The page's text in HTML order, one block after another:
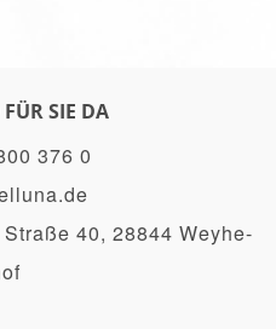
SIE DA
376 0
Straße 40, 28844 Weyhe-